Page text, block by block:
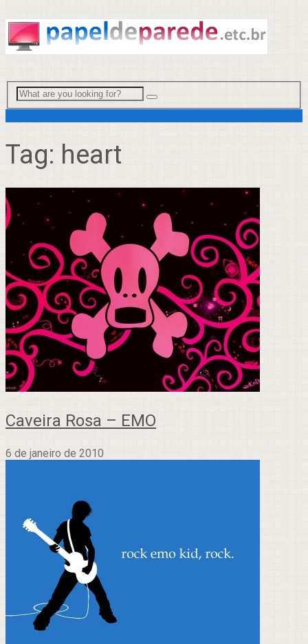
Tag: heart
Caveira Rosa – EMO
6 de janeiro de 2010